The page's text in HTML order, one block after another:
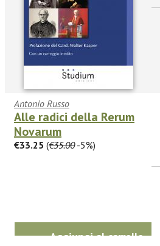
Antonio Russo
Alle radici della Rerum
Novarum
€33.25 (€35.00-5%)
Aggiungi al carrello